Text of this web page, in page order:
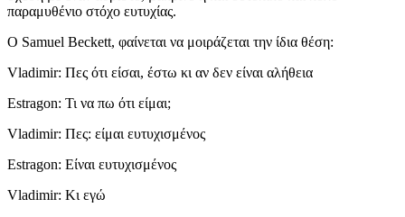
παραμυθένιο στόχο ευτυχίας.
Ο Samuel Beckett, φαίνεται να μοιράζεται την ίδια θέση:
Vladimir: Πες ότι είσαι, έστω κι αν δεν είναι αλήθεια
Estragon: Τι να πω ότι είμαι;
Vladimir: Πες: είμαι ευτυχισμένος
Estragon: Είναι ευτυχισμένος
Vladimir: Κι εγώ